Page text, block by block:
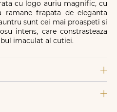
cu logo auriu magnific, cu
ramane frapata de eleganta
sunt cei mai proaspeti si
intens, care constrasteaza
imaculat al cutiei.
FDL